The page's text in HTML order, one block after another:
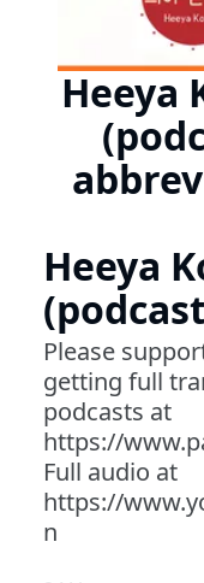
Heeya
Heeya
Please
getting full
podcasts at
https://
Full audio at
https://
n